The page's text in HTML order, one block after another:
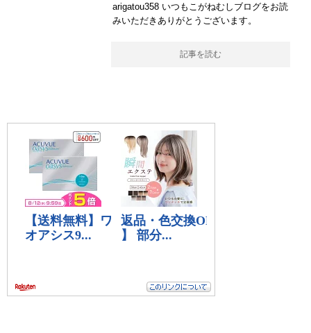
arigatou358 いつもこがねむしブログをお読
みいただきありがとうございます。
記事を読む